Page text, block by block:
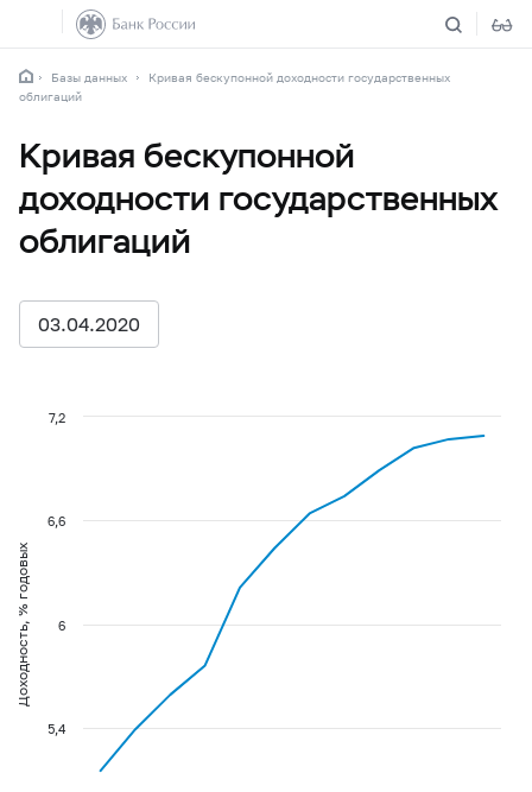
Базы данных
Кривая бескупонной доходности государственных
облигаций
Кривая бескупонной
доходности государственных
облигаций
03.04.2020
Доходность, % годовых
5,4
6
6,6
7,2